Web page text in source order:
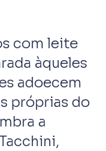
com leite
àqueles
adoecem
próprias do
a